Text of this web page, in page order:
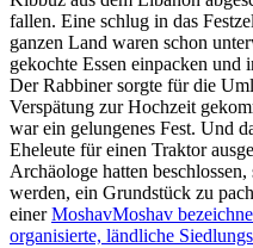
fallen. Eine schlug in das
ganzen Land waren schon
gekochte Essen einpacken
Der Rabbiner sorgte für die
Verspätung zur Hochzeit
war ein gelungenes Fest. Und
Eheleute für einen Traktor
Archäologe hatten
werden, ein Grundstück zu
einerMoshavMoshav
organisierte, ländliche